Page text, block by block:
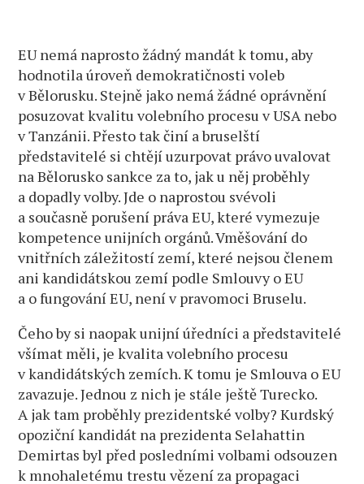
EU nemá naprosto žádný mandát k tomu, aby
hodnotila úroveň demokratičnosti voleb
v Bělorusku. Stejně jako nemá žádné oprávnění
posuzovat kvalitu volebního procesu v USA nebo
v Tanzánii. Přesto tak činí a bruselští
představitelé si chtějí uzurpovat právo uvalovat
na Bělorusko sankce za to, jak u něj proběhly
a dopadly volby. Jde o naprostou svévoli
a současně porušení práva EU, které vymezuje
kompetence unijních orgánů. Vměšování do
vnitřních záležitostí zemí, které nejsou členem
ani kandidátskou zemí podle Smlouvy o EU
a o fungování EU, není v pravomoci Bruselu.
Čeho by si naopak unijní úředníci a představitelé
všímat měli, je kvalita volebního procesu
v kandidátských zemích. K tomu je Smlouva o EU
zavazuje. Jednou z nich je stále ještě Turecko.
A jak tam proběhly prezidentské volby? Kurdský
opoziční kandidát na prezidenta Selahattin
Demirtas byl před posledními volbami odsouzen
k mnohaletému trestu vězení za propagaci